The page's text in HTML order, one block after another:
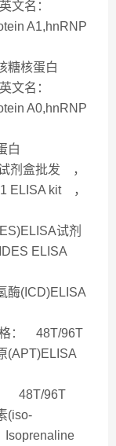
文名：
A1,hnRNP
糖核蛋白
文名：
A0,hnRNP
白
剂盒批发 ，
ELISA kit ，
试剂
ELISA
酶(ICD)ELISA
： 48T/96T
(APT)ELISA
48T/96T
(iso-